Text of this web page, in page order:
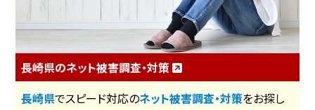
長崎県のネット被害調査・対策
長崎県でスピード対応のネット被害調査・対策をお探し